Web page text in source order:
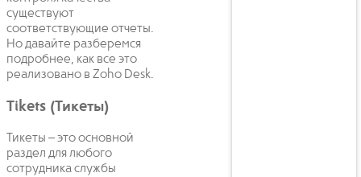
существуют
соответствующие отчеты.
Но давайте разберемся
подробнее, как все это
реализовано в Zoho Desk.
Tikets (Тикеты)
Тикеты – это основной
раздел для любого
сотрудника службы